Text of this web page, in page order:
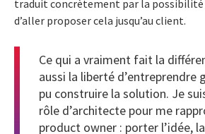
traduit concrètement par la possibilité
d’aller proposer cela jusqu’au client.
Ce qui a vraiment fait la
aussi la liberté d’entreprendre
pu construire la solution. Je
rôle d’architecte pour me
product owner : porter l’idée,